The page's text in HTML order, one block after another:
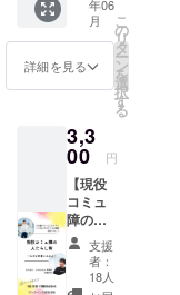
年06
月
詳細を見る
こ
の
リ
タ
ー
ン
を
選
択
す
る
3,3
00 円
【現役
コミュ
障の人
たらし
術】 〜
なぜか
応援さ
支援
者：
18人